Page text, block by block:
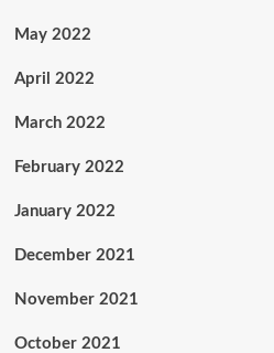
May 2022
April 2022
March 2022
February 2022
January 2022
December 2021
November 2021
October 2021